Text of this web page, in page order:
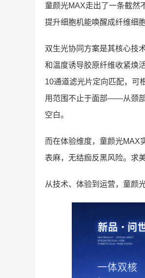
童颜光MAX走出了一条截然
提升细胞机能唤醒成纤维细
双生光协同方案是其核心技
和温度诱导胶原纤维收紧焕
10通道滤光片定向匹配，可
用范围不止于面部——从颈
空白。
而在体验维度，童颜光MAX
表麻，无结痂反黑风险。求
从技术、体验到运营，童颜